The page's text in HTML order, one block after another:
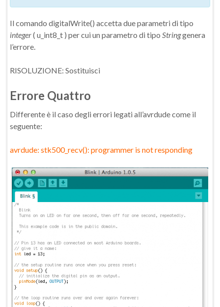
Il comando digitalWrite() accetta due parametri di tipo
integer( u_int8_t ) per cui un parametro di tipo Stringgenera
l’errore.
RISOLUZIONE: Sostituisci
Errore Quattro
Differente è il caso degli errori legati all’avrdude come il
seguente:
avrdude: stk500_recv(): programmer is not responding